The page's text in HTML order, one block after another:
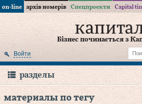
on-line архів номерів Спецпроекти Capital
Бізнес починається з
Войти
разделы
материалы по тегу